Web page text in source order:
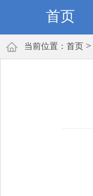
首页
当前位置： 首页 >